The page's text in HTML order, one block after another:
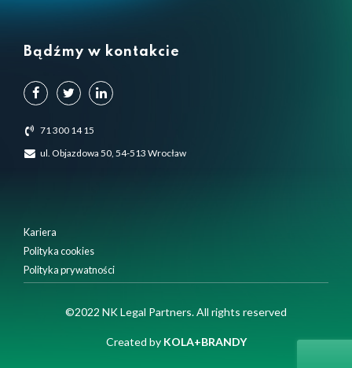
Bądźmy w kontakcie
71 300 14 15
ul. Objazdowa 50, 54-513 Wrocław
Kariera
Polityka cookies
Polityka prywatności
©2022 NK Legal Partners. All rights reserved
Created by KOLA+BRANDY
doświadczenia na naszej stronie internetowej.
używamy, lub wyłączyć je w ustawieniach